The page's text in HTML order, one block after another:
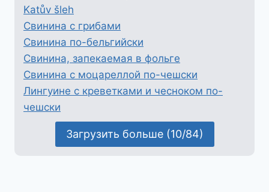
Katův šleh
Свинина с грибами
Свинина по-бельгийски
Свинина, запекаемая в фольге
Свинина с моцареллой по-чешски
Лингуине с креветками и чесноком по-
чешски
Загрузить больше (10/84)